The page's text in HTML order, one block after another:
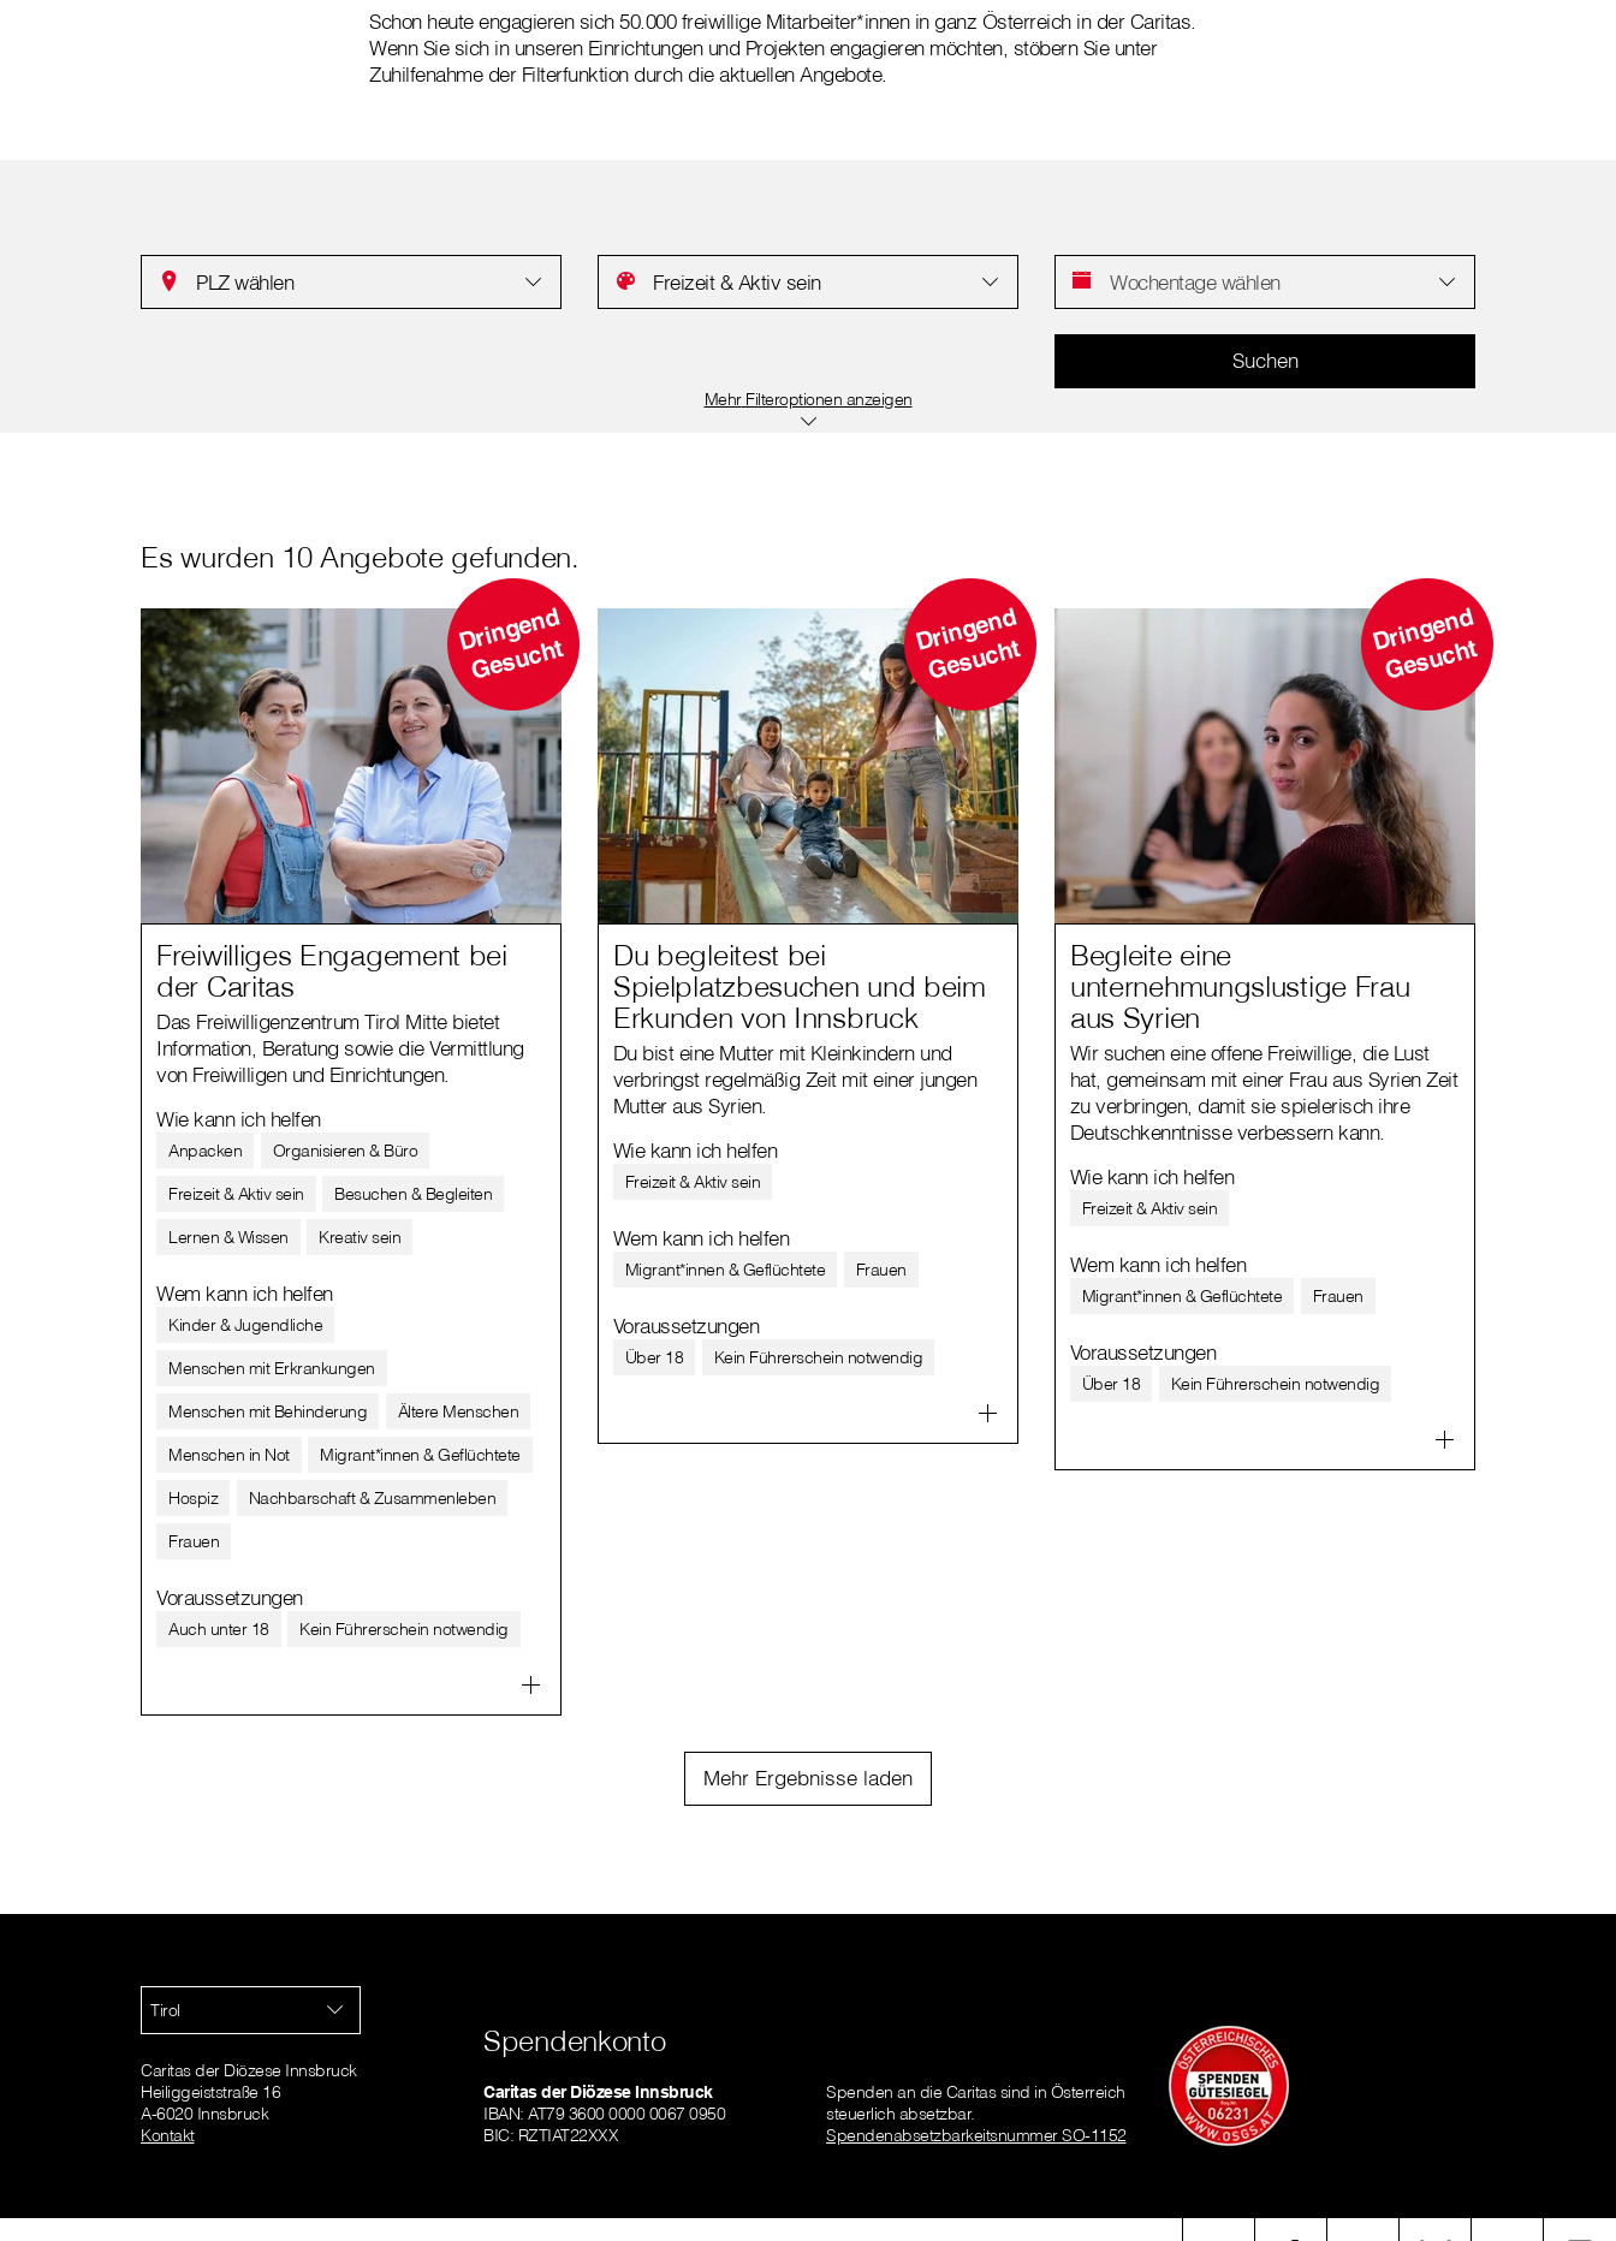
Schon heute engagieren sich 50.000 freiwillige Mitarbeiter*innen in ganz Österreich in der Caritas.
Wenn Sie sich in unseren Einrichtungen und Projekten engagieren möchten, stöbern Sie unter
Zuhilfenahme der Filterfunktion durch die aktuellen Angebote.
PLZ wählen Freizeit & Aktiv sein Wochentage wählen
Filteroptionen anzeigen
Es wurden 10 Angebote gefunden.
D
ri
n
g
e
n
d
G
e
s
u
c
ht
Freiwilliges Engagement bei
der Caritas
Das Freiwilligenzentrum Tirol Mitte bietet
Information, Beratung sowie die Vermittlung
von Freiwilligen und Einrichtungen.
Wie kann ich helfen
Anpacken
Organisieren & Büro
Freizeit & Aktiv sein
Besuchen & Begleiten
Lernen & Wissen
Kreativ sein
Wem kann ich helfen
Kinder & Jugendliche
Menschen mit Erkrankungen
Menschen mit Behinderung
Ältere Menschen
Menschen in Not
Migrant*innen & Geflüchtete
Hospiz
Nachbarschaft & Zusammenleben
Frauen
Voraussetzungen
Auch unter 18 Kein Führerschein notwendig
D
ri
n
g
e
n
d
G
e
s
u
c
ht
Du begleitest bei
Spielplatzbesuchen und beim
Erkunden von Innsbruck
Du bist eine Mutter mit Kleinkindern und
verbringst regelmäßig Zeit mit einer jungen
Mutter aus Syrien.
Wie kann ich helfen
Freizeit & Aktiv sein
Wem kann ich helfen
Migrant*innen & Geflüchtete Frauen
Voraussetzungen
Über 18 Kein Führerschein notwendig
D
ri
n
g
e
n
d
G
e
s
u
c
ht
Begleite eine
unternehmungslustige Frau
aus Syrien
Wir suchen eine offene Freiwillige, die Lust
hat, gemeinsam mit einer Frau aus Syrien Zeit
zu verbringen, damit sie spielerisch ihre
Deutschkenntnisse verbessern kann.
Wie kann ich helfen
Freizeit & Aktiv sein
Wem kann ich helfen
Migrant*innen & Geflüchtete Frauen
Voraussetzungen
Über 18 Kein Führerschein notwendig
Mehr Ergebnisse laden
Tirol
Caritas der Diözese Innsbruck
Heiliggeiststraße 16
A-6020 Innsbruck
Kontakt
Spendenkonto
Caritas der Diözese Innsbruck
IBAN: AT79 3600 0000 0067 0950
BIC: RZTIAT22XXX
Spenden an die Caritas sind in Österreich
steuerlich absetzbar.
Spendenabsetzbarkeitsnummer SO-1152